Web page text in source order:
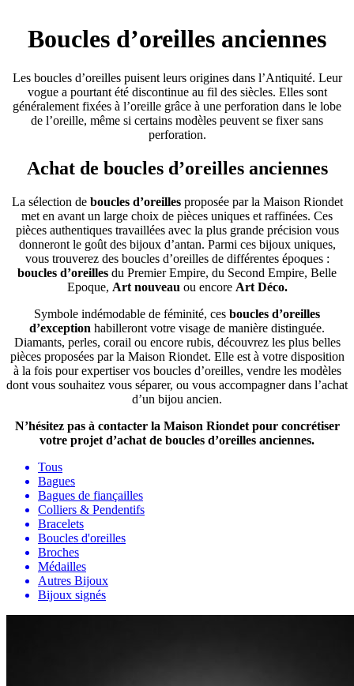
Boucles d’oreilles anciennes
Les boucles d’oreilles puisent leurs origines dans l’Antiquité. Leur
vogue a pourtant été discontinue au fil des siècles. Elles sont
généralement fixées à l’oreille grâce à une perforation dans le lobe
de l’oreille, même si certains modèles peuvent se fixer sans
perforation.
Achat de boucles d’oreilles anciennes
La sélection de boucles d’oreillesproposée par la Maison Riondet
met en avant un large choix de pièces uniques et raffinées. Ces
pièces authentiques travaillées avec la plus grande précision vous
donneront le goût des bijoux d’antan. Parmi ces bijoux uniques,
vous trouverez des boucles d’oreilles de différentes époques :
boucles d’oreilles du Premier Empire, du Second Empire, Belle
Epoque, Art nouveau ou encore Art Déco.
Symbole indémodable de féminité, ces boucles d’oreilles
d’exception habilleront votre visage de manière distinguée.
Diamants, perles, corail ou encore rubis, découvrez les plus belles
pièces proposées par la Maison Riondet. Elle est à votre disposition
à la fois pour expertiser vos boucles d’oreilles, vendre les modèles
dont vous souhaitez vous séparer, ou vous accompagner dans l’achat
d’un bijou ancien.
N’hésitez pas à contacter la Maison Riondet pour concrétiser
votre projet d’achat de boucles d’oreilles anciennes.
Tous
Bagues
Bagues de fiançailles
Colliers & Pendentifs
Bracelets
Boucles d'oreilles
Broches
Médailles
Autres Bijoux
Bijoux signés